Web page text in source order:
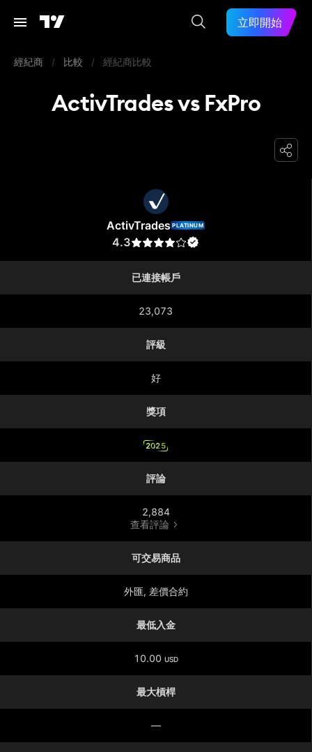
立即開始
經紀商 / 比較 / 經紀商比較
ActivTrades vs FxPro
ActivTrades PLATINUM
4.3
已連接帳戶
23,073
評級
好
獎項
2025
評論
2,884
查看評論
可交易商品
外匯, 差價合約
最低入金
10.00 USD
最大槓桿
—